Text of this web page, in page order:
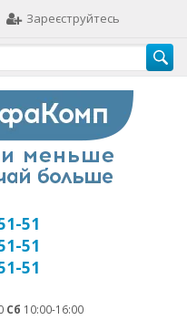
Зареєструйтесь
51
51
51
Сб 10:00-16:00